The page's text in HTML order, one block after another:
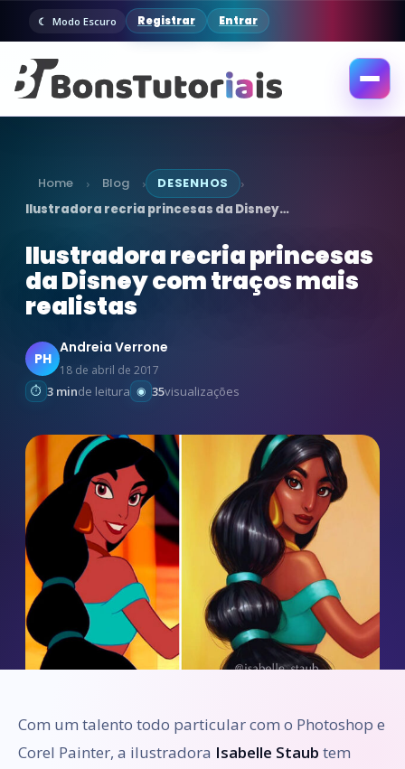
Modo Escuro Registrar Entrar
Abrir
Home › Blog › DESENHOS ›
Ilustradora recria princesas da Disney…
Ilustradora recria princesas
da Disney com traços mais
realistas
PH
Andreia Verrone
18 de abril de 2017
3 minde leitura 35visualizações
Com um talento todo particular com o Photoshop e
Corel Painter, a ilustradora Isabelle Staub tem